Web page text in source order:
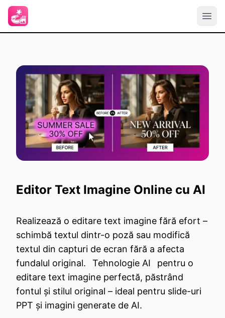
Editor Text Imagine Online cu AI
Realizează o editare text imagine fără efort –
schimbă textul dintr-o poză sau modifică
textul din capturi de ecran fără a afecta
fundalul original.
Tehnologie AI
pentru o
editare text imagine perfectă, păstrând
fontul și stilul original – ideal pentru slide-uri
PPT și imagini generate de AI.